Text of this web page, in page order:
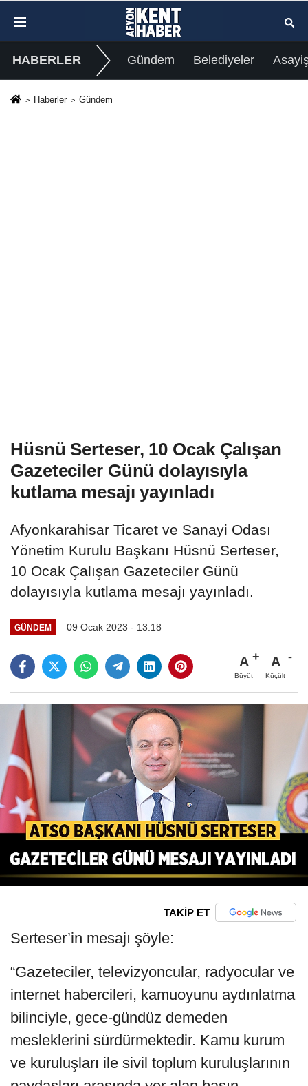
HABERLER Gündem Belediyeler
Haberler Gündem
Hüsnü Serteser, 10 Ocak Çalışan
Gazeteciler Günü dolayısıyla
kutlama mesajı yayınladı
Afyonkarahisar Ticaret ve Sanayi Odası
Yönetim Kurulu Başkanı Hüsnü Serteser,
10 Ocak Çalışan Gazeteciler Günü
dolayısıyla kutlama mesajı yayınladı.
GÜNDEM 09 Ocak 2023 - 13:18
A
Büyüt
A
Küçült
TAKİP ET
Serteser’in mesajı şöyle:
“Gazeteciler, televizyoncular, radyocular ve
internet habercileri, kamuoyunu aydınlatma
bilinciyle, gece-gündüz demeden
mesleklerini sürdürmektedir. Kamu kurum
ve kuruluşları ile sivil toplum kuruluşlarının